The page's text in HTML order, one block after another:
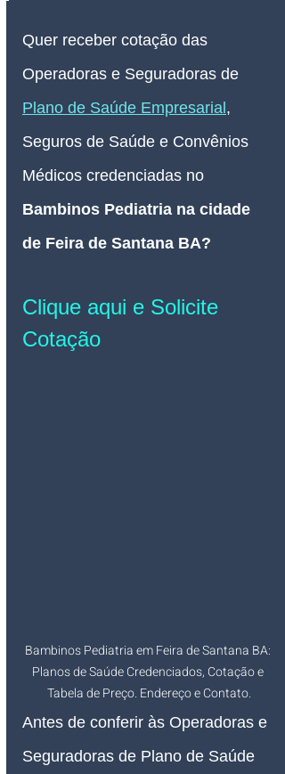
Quer receber cotação das
Operadoras e Seguradoras de
Plano de Saúde Empresarial ,
Seguros de Saúde e Convênios
Médicos credenciadas no
Bambinos Pediatria na cidade
de Feira de Santana BA?
Clique aqui e Solicite
Cotação
Bambinos Pediatria em Feira de Santana BA:
Planos de Saúde Credenciados, Cotação e
Tabela de Preço. Endereço e Contato.
Antes de conferir às Operadoras e
Seguradoras de Plano de Saúde